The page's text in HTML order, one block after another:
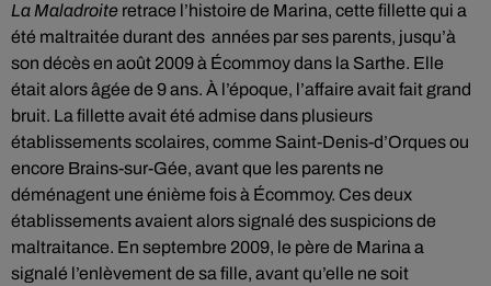
La Maladroite retrace l’histoire de Marina, cette fillette qui a
été maltraitée durant des années par ses parents, jusqu’à
son décès en août 2009 à Écommoy dans la Sarthe. Elle
était alors âgée de 9 ans. À l’époque, l’affaire avait fait grand
bruit. La fillette avait été admise dans plusieurs
établissements scolaires, comme Saint-Denis-d’Orques ou
encore Brains-sur-Gée, avant que les parents ne
déménagent une énième fois à Écommoy. Ces deux
établissements avaient alors signalé des suspicions de
maltraitance. En septembre 2009, le père de Marina a
signalé l’enlèvement de sa fille, avant qu’elle ne soit